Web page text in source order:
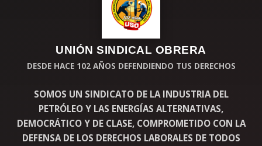
UNIÓN SINDICAL OBRERA
DESDE HACE 102 AÑOS DEFENDIENDO TUS DERECHOS
SOMOS UN SINDICATO DE LA INDUSTRIA DEL
PETRÓLEO Y LAS ENERGÍAS ALTERNATIVAS,
DEMOCRÁTICO Y DE CLASE, COMPROMETIDO CON LA
DEFENSA DE LOS DERECHOS LABORALES DE TODOS